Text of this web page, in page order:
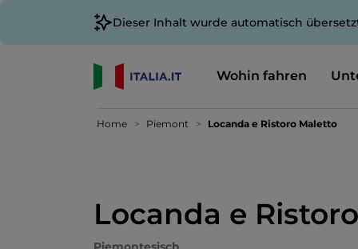
Dieser Inhalt wurde automatisch
Wohin fahren
Home Piemont Locanda e Ristoro Maletto
Locanda e